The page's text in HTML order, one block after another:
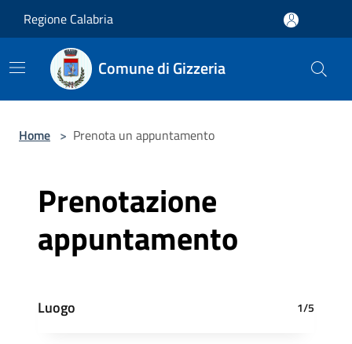
Regione Calabria
Comune di Gizzeria
Home > Prenota un appuntamento
Prenotazione
appuntamento
Luogo 1/5